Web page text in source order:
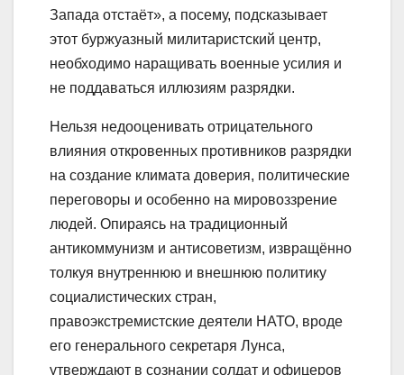
Запада отстаёт», а посему, подсказывает
этот буржуазный милитаристский центр,
необходимо наращивать военные усилия и
не поддаваться иллюзиям разрядки.
Нельзя недооценивать отрицательного
влияния откровенных противников разрядки
на создание климата доверия, политические
переговоры и особенно на мировоззрение
людей. Опираясь на традиционный
антикоммунизм и антисоветизм, извращённо
толкуя внутреннюю и внешнюю политику
социалистических стран,
правоэкстремистские деятели НАТО, вроде
его генерального секретаря Лунса,
утверждают в сознании солдат и офицеров